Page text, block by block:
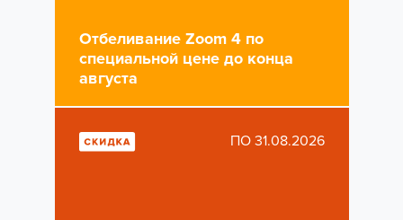
Отбеливание Zoom 4 по
специальной цене до конца
августа
ПО 31.08.2026